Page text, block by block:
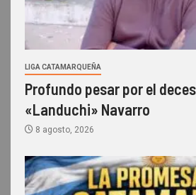
LIGA CATAMARQUEÑA
Profundo pesar por el
«Landuchi» Navarro
8 agosto, 2026